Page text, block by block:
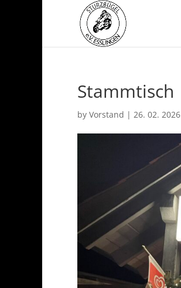
Stammtisch
by Vorstand | 26. 02. 2026